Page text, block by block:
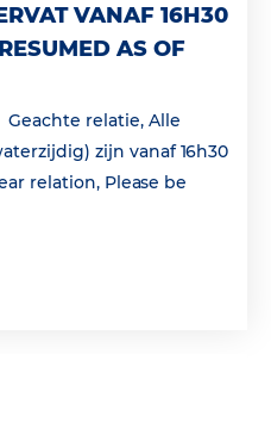
VANAF 16H30
AS OF
relatie, Alle
zijn vanaf 16h30
relation, Please be